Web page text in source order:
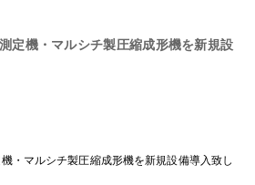
定機・マルシチ製圧縮成形機を新規設
・マルシチ製圧縮成形機を新規設備導入致し